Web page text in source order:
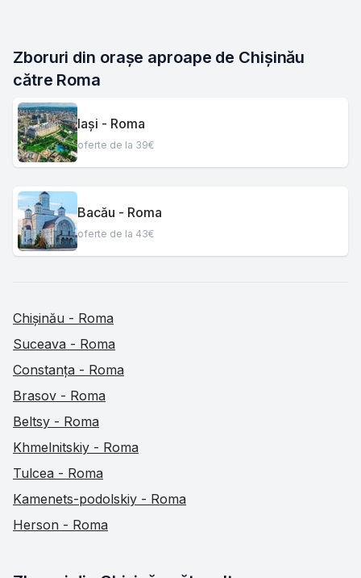
Zboruri din orașe aproape de Chișinău
către Roma
Iași - Roma
oferte de la 39€
Bacău - Roma
oferte de la 43€
Chișinău - Roma
Suceava - Roma
Constanța - Roma
Brasov - Roma
Beltsy - Roma
Khmelnitskiy - Roma
Tulcea - Roma
Kamenets-podolskiy - Roma
Herson - Roma